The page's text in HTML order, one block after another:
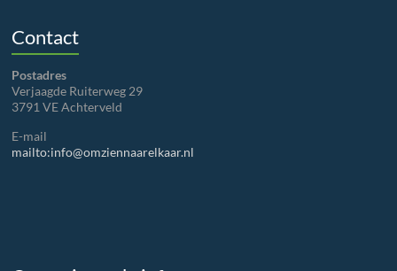
Contact
Postadres
Verjaagde Ruiterweg 29
3791 VE Achterveld
E-mail
mailto:info@omziennaarelkaar.nl